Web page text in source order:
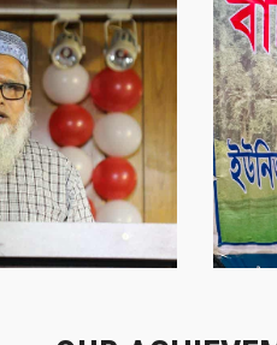
- ২০২৫